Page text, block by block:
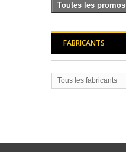
Toutes les promos
FABRICANTS
Tous les fabricants